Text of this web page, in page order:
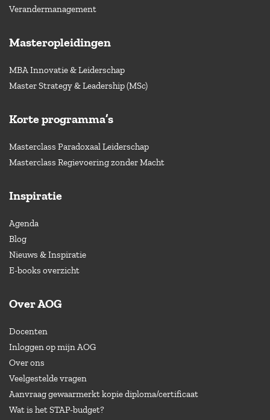
Verandermanagement
Masteropleidingen
MBA Innovatie & Leiderschap
Master Strategy & Leadership (MSc)
Korte programma’s
Masterclass Paradoxaal Leiderschap
Masterclass Regievoering zonder Macht
Inspiratie
Agenda
Blog
Nieuws & Inspiratie
E-books overzicht
Over AOG
Docenten
Inloggen op mijn AOG
Over ons
Veelgestelde vragen
Aanvraag gewaarmerkt kopie diploma/certificaat
Wat is het STAP-budget?